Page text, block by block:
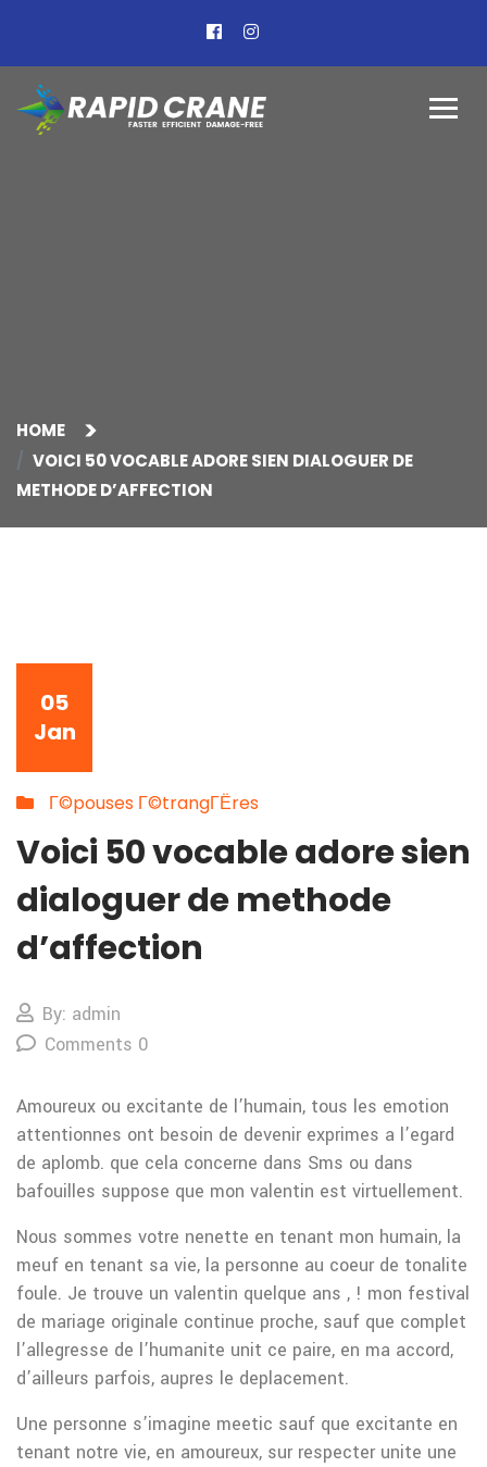
HOME
VOICI 50 VOCABLE ADORE SIEN DIALOGUER DE
METHODE D’AFFECTION
05
Jan
Г©pouses Г©trangГЁres
Voici 50 vocable adore sien
dialoguer de methode
d’affection
By: admin
Comments 0
Amoureux ou excitante de l’humain, tous les emotion
attentionnes ont besoin de devenir exprimes a l’egard
de aplomb. que cela concerne dans Sms ou dans
bafouilles suppose que mon valentin est virtuellement.
Nous sommes votre nenette en tenant mon humain, la
meuf en tenant sa vie, la personne au coeur de tonalite
foule. Je trouve un valentin quelque ans , ! mon festival
de mariage originale continue proche, sauf que complet
l’allegresse de l’humanite unit ce paire, en ma accord,
d’ailleurs parfois, aupres le deplacement.
Une personne s’imagine meetic sauf que excitante en
tenant notre vie, en amoureux, sur respecter unite une